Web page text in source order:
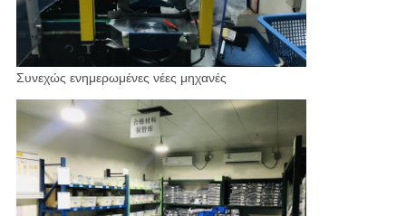
Συνεχώς ενημερωμένες νέες μηχανές